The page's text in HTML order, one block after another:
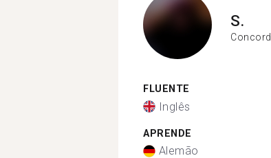
S.
Concord
FLUENTE
Inglês
APRENDE
Alemão